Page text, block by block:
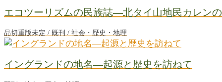
エコツーリズムの民族誌―北タイ山地民カレン
品切重版未定 / 既刊 / 社会・歴史・地理
イングランドの地名―起源と歴史を訪ねて